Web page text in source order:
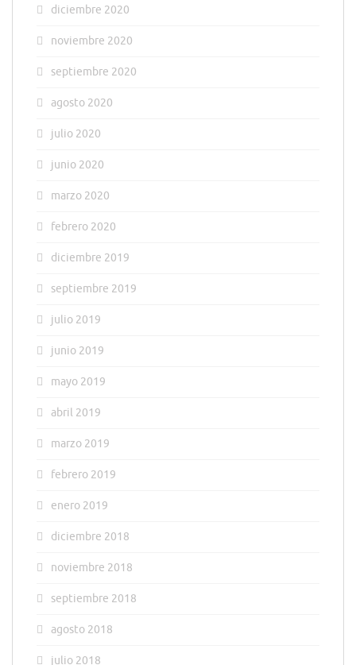
diciembre 2020
noviembre 2020
septiembre 2020
agosto 2020
julio 2020
junio 2020
marzo 2020
febrero 2020
diciembre 2019
septiembre 2019
julio 2019
junio 2019
mayo 2019
abril 2019
marzo 2019
febrero 2019
enero 2019
diciembre 2018
noviembre 2018
septiembre 2018
agosto 2018
julio 2018